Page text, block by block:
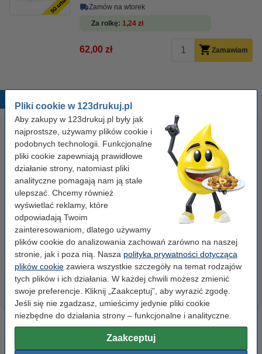
Pliki cookie w 123drukuj.pl
Aby zakupy w 123drukuj.pl były jak
najprostsze, używamy plików cookie i
podobnych technologii. Funkcjonalne
pliki cookie zapewniają prawidłowe
działanie strony, natomiast pliki
analityczne pomagają nam ją stale
ulepszać. Chcemy również
wyświetlać reklamy, które
odpowiadają Twoim
zainteresowaniom, dlatego używamy
plików cookie do analizowania zachowań zarówno na naszej
stronie, jak i poza nią. Nasza polityka prywatności dotycząca
plików cookie zawiera wszystkie szczegóły na temat rodzajów
tych plików i ich działania. W każdej chwili możesz zmienić
swoje preferencje. Kliknij „Zaakceptuj”, aby wyrazić zgodę.
Jeśli się nie zgadzasz, umieścimy jedynie pliki cookie
niezbędne do działania strony – funkcjonalne i analityczne.
Zaakceptuj
Zamów na wtorek
Za rolkę 1,24 zł
62,00 zł Zamawiam
Spinacze biurowe 33 mm
okrągłe (100 sztuk), 123drukuj
2,90 zł
Segregator A4 plastikowy
niebieski 80 mm, 123drukuj
9,90 zł z VAT